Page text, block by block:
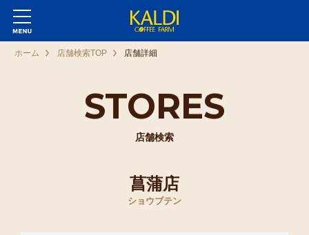
STORES
店舗検索
ホーム 店舗検索TOP 店舗詳細
菖蒲店
ショウブテン